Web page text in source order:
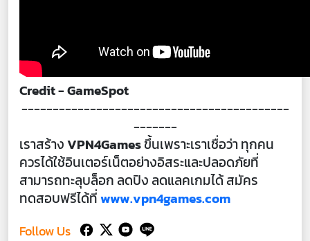
Credit - GameSpot
-------------------------------------------
-------
เราสร้างVPN4Gamesขึ้นเพราะเราเชื่อว่า ทุกคน
ควรได้ใช้อินเตอร์เน็ตอย่างอิสระและปลอดภัยที่
สามารถทะลุบล็อก ลดปิง ลดแลคเกมได้ สมัคร
ทดสอบฟรีได้ที่www.vpn4games.com
Follow Us